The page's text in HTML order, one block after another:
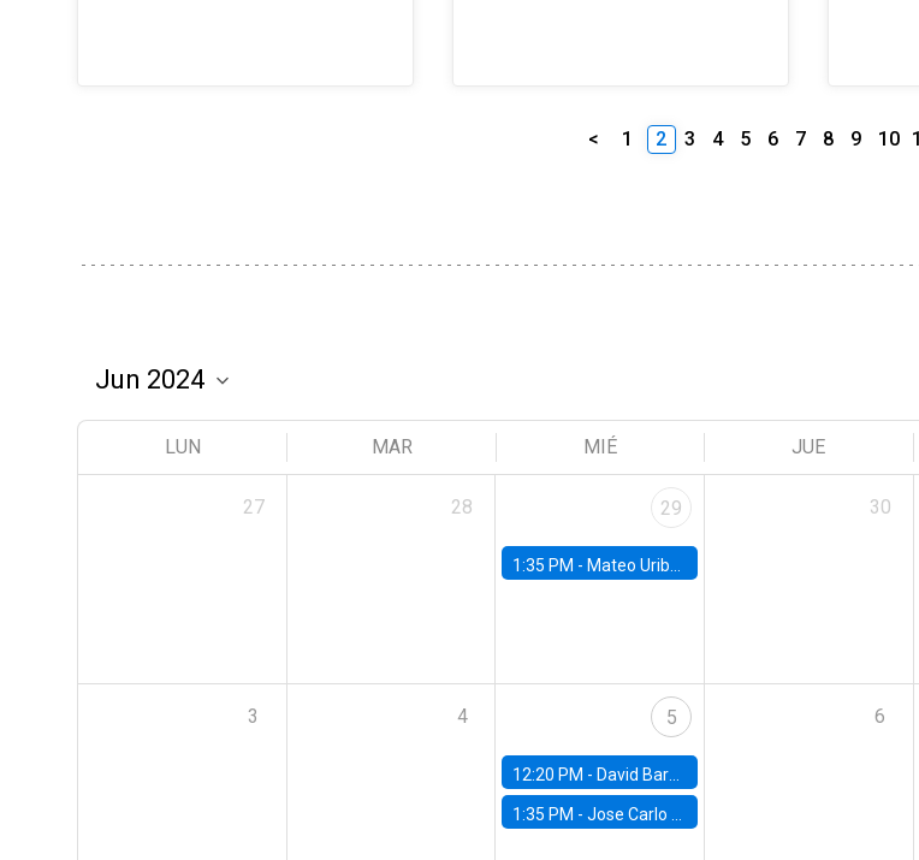
< 1 2 3 4 5 6 7 8 9 10
LUN MAR MIÉ JUE
27 28 29
1:35 PM - Mateo Uribe-Castro, Universidad de los Andes (Colombia)
30
3 4 5
12:20 PM - David Bardey, Universidad de los Andes - CEDE
1:35 PM -Jose Carlo Bermudez, UC (ME) & World Bank
6